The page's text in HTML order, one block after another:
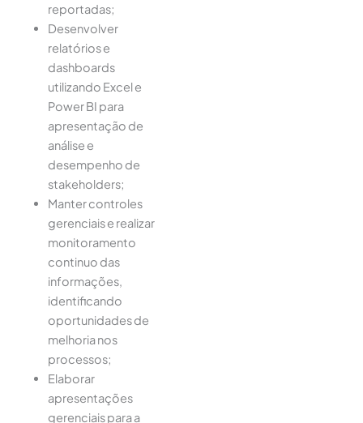
reportadas;
Desenvolver
relatórios e
dashboards
utilizando Excel e
Power BI para
apresentação de
análise e
desempenho de
stakeholders;
Manter controles
gerenciais e realizar
monitoramento
continuo das
informações,
identificando
oportunidades de
melhoria nos
processos;
Elaborar
apresentações
gerenciais para a